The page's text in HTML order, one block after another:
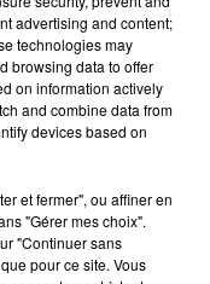
advertising and content;
technologies may
browsing data to offer
on information actively
and combine data from
devices based on
et fermer", ou affiner en
"Gérer mes choix".
"Continuer sans
pour ce site. Vous